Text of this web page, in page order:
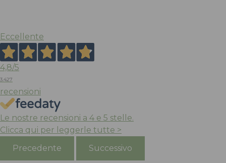
Eccellente
4,8/5
3.427
recensioni
Le nostre recensioni a 4 e 5 stelle.
Clicca qui per leggerle tutte >
Precedente
Successivo